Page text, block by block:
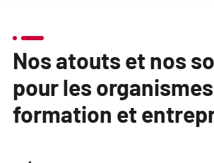
Nos atouts et nos
pour les
formation et